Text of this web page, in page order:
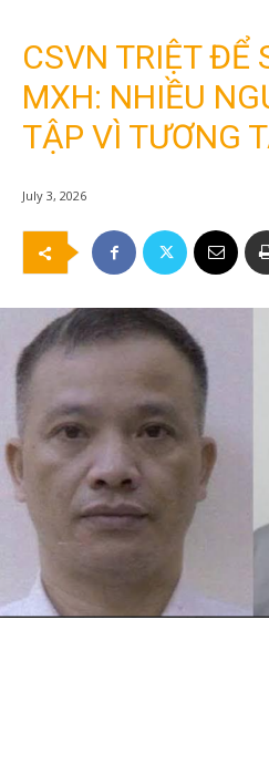
CSVN TRIỆT ĐỂ
MXH: NHIỀU
TẬP VÌ TƯƠNG
July 3, 2026